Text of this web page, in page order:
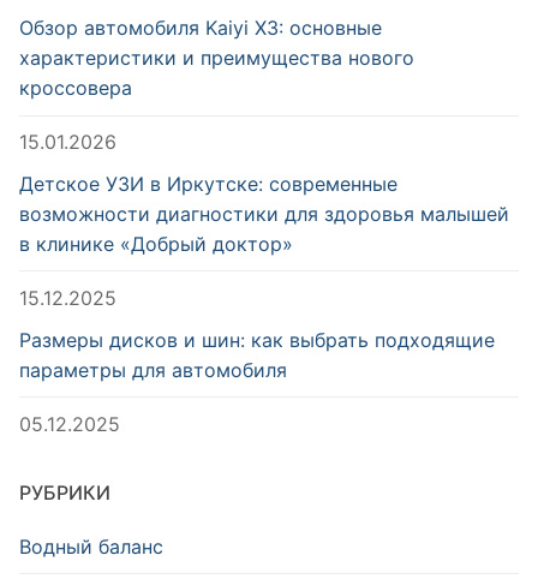
Обзор автомобиля Kaiyi X3: основные
характеристики и преимущества нового
кроссовера
15.01.2026
Детское УЗИ в Иркутске: современные
возможности диагностики для здоровья малышей
в клинике «Добрый доктор»
15.12.2025
Размеры дисков и шин: как выбрать подходящие
параметры для автомобиля
05.12.2025
РУБРИКИ
Водный баланс